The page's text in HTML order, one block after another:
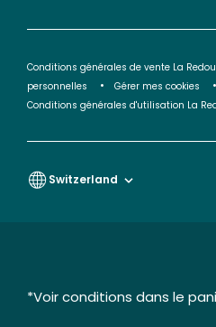
Conditions générales de vente La
personnelles
Gérer mes cookies
Conditions générales d'utilisation La
Switzerland
*Voir conditions dans le